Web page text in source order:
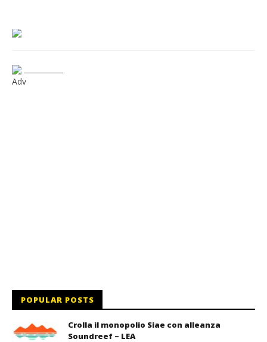
Adv
POPULAR POSTS
Crolla il monopolio Siae con alleanza
Soundreef – LEA